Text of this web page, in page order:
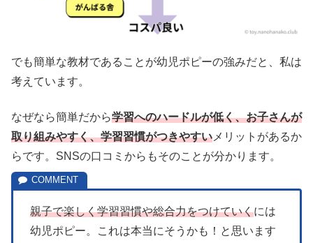
でも簡単な教材であることが幼児ポピーの強みだと、私は
考えています。
なぜなら簡単だから学習へのハードルが低く、お子さんが
取り組みやすく、学習習慣がつきやすい メリットがあるか
らです。SNSの口コミからもそのことが分かります。
親子で楽しく学習習慣や総合力をつけていくには
幼児ポピー。これは本当にそうかも！と思います